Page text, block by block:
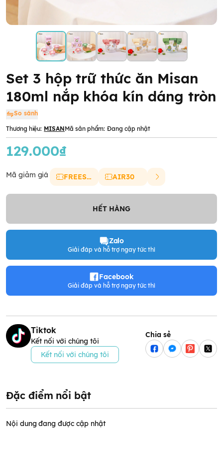
Set 3 hộp trữ thức ăn Misan
180ml nắp khóa kín dáng tròn
So sánh
Thương hiệu: MISANMã sản phẩm: Đang cập nhật
129.000₫
Mã giảm giá FREESHIP AIR30
HẾT HÀNG
Zalo
Giải đáp và hỗ trợ ngay tức thì
Facebook
Giải đáp và hỗ trợ ngay tức thì
Tiktok
Kết nối với chúng tôi
Kết nối với chúng tôi
Chia sẻ
Đặc điểm nổi bật
Nội dung đang được cập nhật